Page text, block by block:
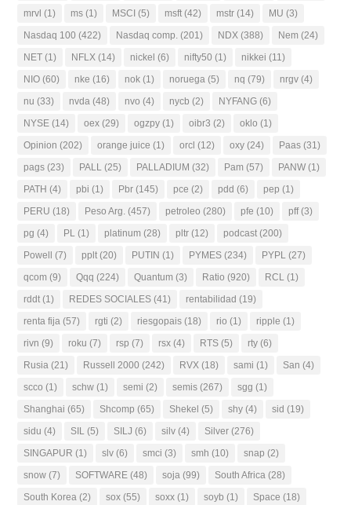
mrvl (1) ms (1) MSCI (5) msft (42) mstr (14) MU (3)
Nasdaq 100 (422) Nasdaq comp. (201) NDX (388) Nem (24)
NET (1) NFLX (14) nickel (6) nifty50 (1) nikkei (11)
NIO (60) nke (16) nok (1) noruega (5) nq (79) nrgv (4)
nu (33) nvda (48) nvo (4) nycb (2) NYFANG (6)
NYSE (14) oex (29) ogzpy (1) oibr3 (2) oklo (1)
Opinion (202) orange juice (1) orcl (12) oxy (24) Paas (31)
pags (23) PALL (25) PALLADIUM (32) Pam (57) PANW (1)
PATH (4) pbi (1) Pbr (145) pce (2) pdd (6) pep (1)
PERU (18) Peso Arg. (457) petroleo (280) pfe (10) pff(3)
pg (4) PL (1) platinum (28) pltr (12) podcast (200)
Powell (7) pplt (20) PUTIN (1) PYMES (234) PYPL (27)
qcom (9) Qqq (224) Quantum (3) Ratio (920) RCL (1)
rddt (1) REDES SOCIALES (41) rentabilidad (19)
renta fija (57) rgti (2) riesgopais (18) rio (1) ripple (1)
rivn (9) roku (7) rsp (7) rsx (4) RTS (5) rty (6)
Rusia (21) Russell 2000 (242) RVX (18) sami (1) San (4)
scco (1) schw (1) semi (2) semis (267) sgg (1)
Shanghai (65) Shcomp (65) Shekel (5) shy (4) sid (19)
sidu (4) SIL (5) SILJ (6) silv (4) Silver (276)
SINGAPUR (1) slv (6) smci (3) smh (10) snap (2)
snow (7) SOFTWARE (48) soja (99) South Africa (28)
South Korea (2) sox (55) soxx (1) soyb (1) Space (18)